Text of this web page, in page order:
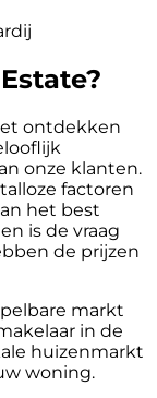
ontdekken
onze klanten.
factoren
het best
is de vraag
de prijzen
markt
in de
huizenmarkt
woning.